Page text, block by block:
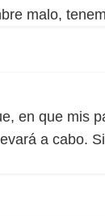
malo,
en que mis
a cabo.